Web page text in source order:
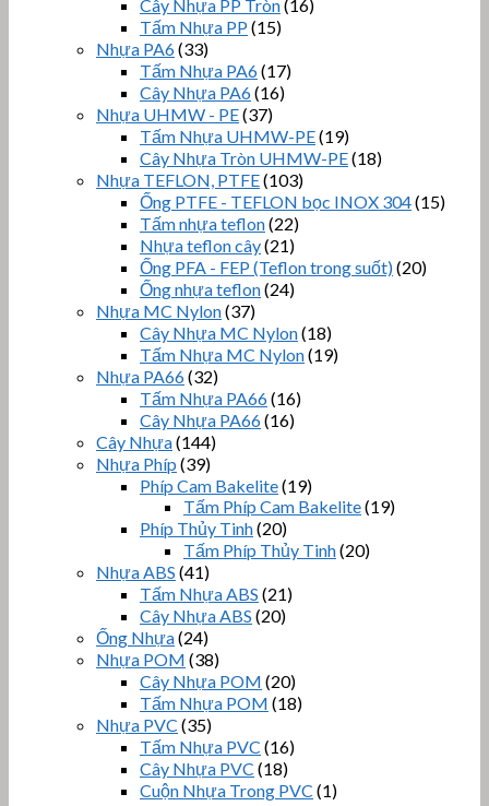
Cây Nhựa PP Tròn(16)
Tấm Nhựa PP (15)
Nhựa PA6(33)
Tấm Nhựa PA6(17)
Cây Nhựa PA6(16)
Nhựa UHMW - PE(37)
Tấm Nhựa UHMW-PE(19)
Cây Nhựa Tròn UHMW-PE(18)
Nhựa TEFLON, PTFE(103)
Ống PTFE - TEFLON bọc INOX 304(15)
Tấm nhựa teflon(22)
Nhựa teflon cây(21)
Ống PFA - FEP (Teflon trong suốt)(20)
Ống nhựa teflon(24)
Nhựa MC Nylon(37)
Cây Nhựa MC Nylon(18)
Tấm Nhựa MC Nylon(19)
Nhựa PA66(32)
Tấm Nhựa PA66(16)
Cây Nhựa PA66(16)
Cây Nhựa(144)
Nhựa Phíp (39)
Phíp Cam Bakelite(19)
Tấm Phíp Cam Bakelite(19)
Phíp Thủy Tinh(20)
Tấm Phíp Thủy Tinh(20)
Nhựa ABS (41)
Tấm Nhựa ABS (21)
Cây Nhựa ABS (20)
Ống Nhựa(24)
Nhựa POM (38)
Cây Nhựa POM (20)
Tấm Nhựa POM (18)
Nhựa PVC (35)
Tấm Nhựa PVC (16)
Cây Nhựa PVC (18)
Cuộn Nhựa Trong PVC (1)